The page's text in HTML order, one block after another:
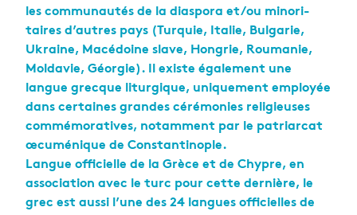
les com­mu­nau­tés de la dia­spora et/ou mino­ri­
taires d’autres pays (Tur­quie, Ita­lie, Bul­ga­rie,
Ukraine, Macé­doine slave, Hon­grie, Rou­ma­nie,
Mol­da­vie, Géor­gie). Il existe éga­le­ment une
langue grecque litur­gique, uni­que­ment employée
dans cer­taines grandes céré­mo­nies reli­gieuses
com­mé­mo­ra­tives, notam­ment par le patriar­cat
œcu­mé­nique de Constan­ti­nople.
Langue offi­cielle de la Grèce et de Chypre, en
asso­cia­tion avec le turc pour cette der­nière, le
grec est aussi l’une des 24 langues offi­cielles de